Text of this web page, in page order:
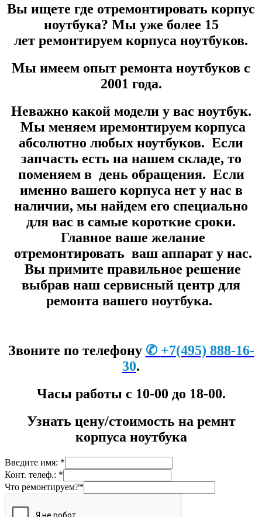
Вы ищете где отремонтировать корпус
ноутбука? Мы уже более 15
лет ремонтируем корпуса ноутбуков.
Мы имеем опыт ремонта ноутбуков с
2001 года.
Неважно какой модели у вас ноутбук.
Мы меняем иремонтируем корпуса
абсолютно любых ноутбуков. Если
запчасть есть на нашем складе, то
поменяем в день обращения. Если
именно вашего корпуса нет у нас в
наличии, мы найдем его специально
для вас в самые короткие сроки.
Главное ваше желание
отремонтировать ваш аппарат у нас.
Вы примите правильное решение
выбрав наш сервисный центр для
ремонта вашего ноутбука.
Звоните по телефону ✆ +7(495) 888-16-
30.
Часы работы с 10-00 до 18-00.
Узнать цену/стоимость на ремнт
корпуса ноутбука
Введите имя: *
Конт. телеф.: *
Что ремонтируем?*